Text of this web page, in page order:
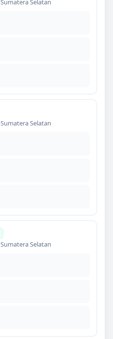
Sumatera Selatan
Sumatera Selatan
Sumatera Selatan